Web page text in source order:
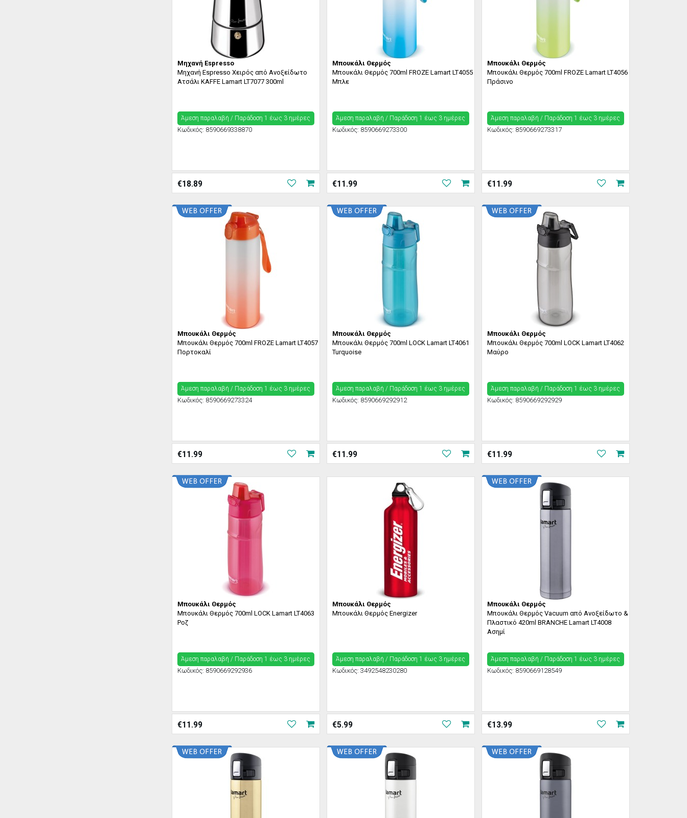
Μηχανή Espresso
Μηχανή Espresso Χειρός από Ανοξείδωτο
Ατσάλι KAFFE Lamart LT7077 300ml
Άμεση παραλαβή / Παράδoση 1 έως 3 ημέρες
Κωδικός: 8590669338870
€18.89
Μπουκάλι Θερμός
Μπουκάλι Θερμός 700ml FROZE Lamart LT4055
Μπλε
Άμεση παραλαβή / Παράδoση 1 έως 3 ημέρες
Κωδικός: 8590669273300
€11.99
Μπουκάλι Θερμός
Μπουκάλι Θερμός 700ml FROZE Lamart LT4056
Πράσινο
Άμεση παραλαβή / Παράδoση 1 έως 3 ημέρες
Κωδικός: 8590669273317
€11.99
Μπουκάλι Θερμός
Μπουκάλι Θερμός 700ml FROZE Lamart LT4057
Πορτοκαλί
Άμεση παραλαβή / Παράδoση 1 έως 3 ημέρες
Κωδικός: 8590669273324
€11.99
Μπουκάλι Θερμός
Μπουκάλι Θερμός 700ml LOCK Lamart LT4061
Turquoise
Άμεση παραλαβή / Παράδoση 1 έως 3 ημέρες
Κωδικός: 8590669292912
€11.99
Μπουκάλι Θερμός
Μπουκάλι Θερμός 700ml LOCK Lamart LT4062
Μαύρο
Άμεση παραλαβή / Παράδoση 1 έως 3 ημέρες
Κωδικός: 8590669292929
€11.99
Μπουκάλι Θερμός
Μπουκάλι Θερμός 700ml LOCK Lamart LT4063
Ροζ
Άμεση παραλαβή / Παράδoση 1 έως 3 ημέρες
Κωδικός: 8590669292936
€11.99
Μπουκάλι Θερμός
Μπουκάλι Θερμός Energizer
Άμεση παραλαβή / Παράδoση 1 έως 3 ημέρες
Κωδικός: 3492548230280
€5.99
Μπουκάλι Θερμός
Μπουκάλι Θερμός Vacuum από Ανοξείδωτο &
Πλαστικό 420ml BRANCHE Lamart LT4008
Ασημί
Άμεση παραλαβή / Παράδoση 1 έως 3 ημέρες
Κωδικός: 8590669128549
€13.99